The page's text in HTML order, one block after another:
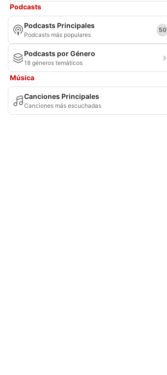
Podcasts
Podcasts Principales
Podcasts más populares
50
Podcasts por Género
18 géneros temáticos
Música
Canciones Principales
Canciones más escuchadas